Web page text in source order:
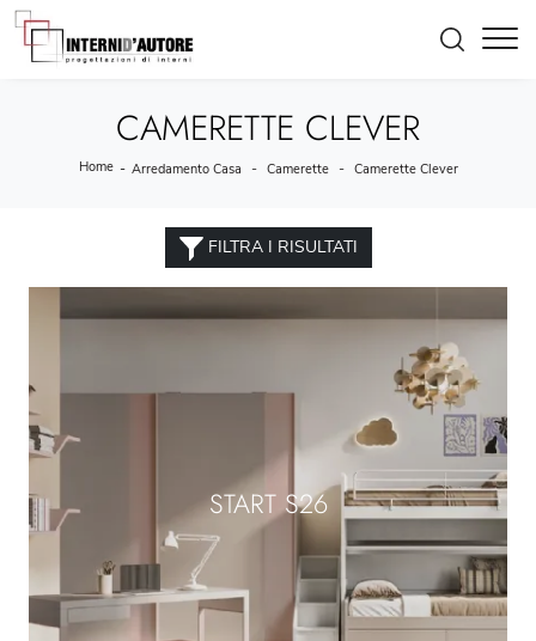
CAMERETTE CLEVER
Home - Arredamento Casa - Camerette - Camerette Clever
FILTRA I RISULTATI
START S26